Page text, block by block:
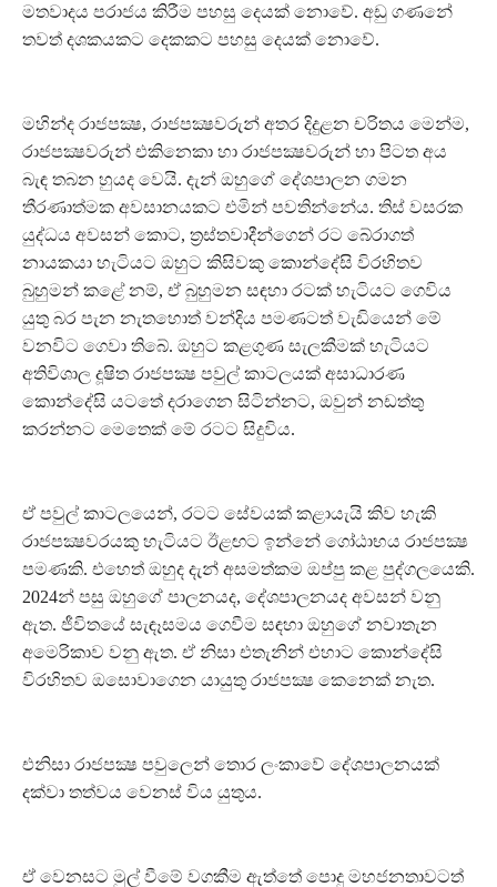
මතවාදය පරාජය කිරීම පහසු දෙයක් නොවේ. අඩු ගණනේ
තවත් දශකයකට දෙකකට පහසු දෙයක් නොවේ.
මහින්ද රාජපක්‍ෂ, රාජපක්‍ෂවරුන් අතර දිදුළන චරිතය මෙන්ම,
රාජපක්‍ෂවරුන් එකිනෙකා හා රාජපක්‍ෂවරුන් හා පිටත අය
බැඳ තබන හුයද වෙයි. දැන් ඔහුගේ දේශපාලන ගමන
තීරණාත්මක අවසානයකට එමින් පවතින්නේය. තිස් වසරක
යුද්ධය අවසන් කොට, ත්‍රස්තවාදීන්ගෙන් රට බේරාගත්
නායකයා හැටියට ඔහුට කිසිවකු කොන්දේසි විරහිතව
බුහුමන් කළේ නම්, ඒ බුහුමන සඳහා රටක් හැටියට ගෙවිය
යුතු බර පැන නැතහොත් වන්දිය පමණටත් වැඩියෙන් මේ
වනවිට ගෙවා තිබේ. ඔහුට කළගුණ සැලකීමක් හැටියට
අතිවිශාල දූෂිත රාජපක්‍ෂ පවුල් කාටලයක් අසාධාරණ
කොන්දේසි යටතේ දරාගෙන සිටින්නට, ඔවුන් නඩත්තු
කරන්නට මෙතෙක් මේ රටට සිදුවිය.
ඒ පවුල් කාටලයෙන්, රටට සේවයක් කළායැයි කිව හැකි
රාජපක්‍ෂවරයකු හැටියට ඊළඟට ඉන්නේ ගෝඨාභය රාජපක්‍ෂ
පමණකි. එහෙත් ඔහුද දැන් අසමත්කම ඔප්පු කළ පුද්ගලයෙකි.
2024න් පසු ඔහුගේ පාලනයද, දේශපාලනයද අවසන් වනු
ඇත. ජීවිතයේ සැඳෑසමය ගෙවීම සඳහා ඔහුගේ නවාතැන
අමෙරිකාව වනු ඇත. ඒ නිසා එතැනින් එහාට කොන්දේසි
විරහිතව ඔසොවාගෙන යායුතු රාජපක්‍ෂ කෙනෙක් නැත.
එනිසා රාජපක්‍ෂ පවුලෙන් තොර ලංකාවේ දේශපාලනයක්
දක්වා තත්වය වෙනස් විය යුතුය.
ඒ වෙනසට මුල් වීමේ වගකීම ඇත්තේ පොදු මහජනතාවටත්